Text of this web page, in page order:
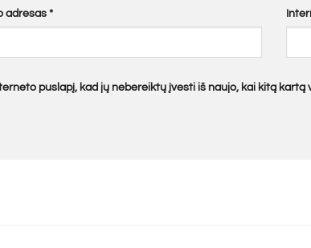
adresas*
puslapį, kad jų nebereiktų įvesti iš naujo, kai kitą